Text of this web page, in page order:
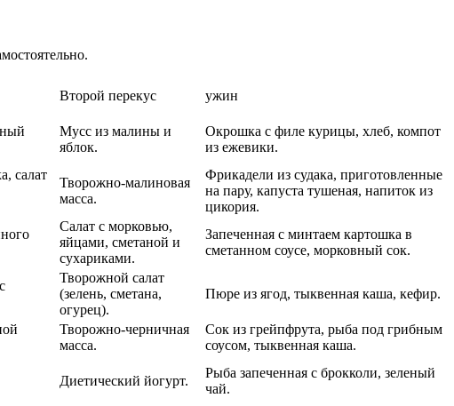
Второй перекус ужин
Мусс из малины и
яблок.
Окрошка с филе курицы, хлеб, компот
из ежевики.
салат
Творожно-малиновая
масса.
Фрикадели из судака, приготовленные
на пару, капуста тушеная, напиток из
цикория.
Салат с морковью,
яйцами, сметаной и
сухариками.
Запеченная с минтаем картошка в
сметанном соусе, морковный сок.
Творожной салат
(зелень, сметана,
огурец).
Пюре из ягод, тыквенная каша, кефир.
Творожно-черничная
масса.
Сок из грейпфрута, рыба под грибным
соусом, тыквенная каша.
Диетический йогурт.
Рыба запеченная с брокколи, зеленый
чай.